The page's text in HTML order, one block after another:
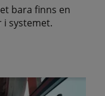
bara finns en
systemet.